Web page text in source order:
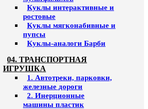
Куклы интерактивные и
ростовые
Куклы мягконабивные и
пупсы
Куклы-аналоги Барби
04. ТРАНСПОРТНАЯ
ИГРУШКА
1. Автотреки, парковки,
железные дороги
2. Инерционные
машины пластик